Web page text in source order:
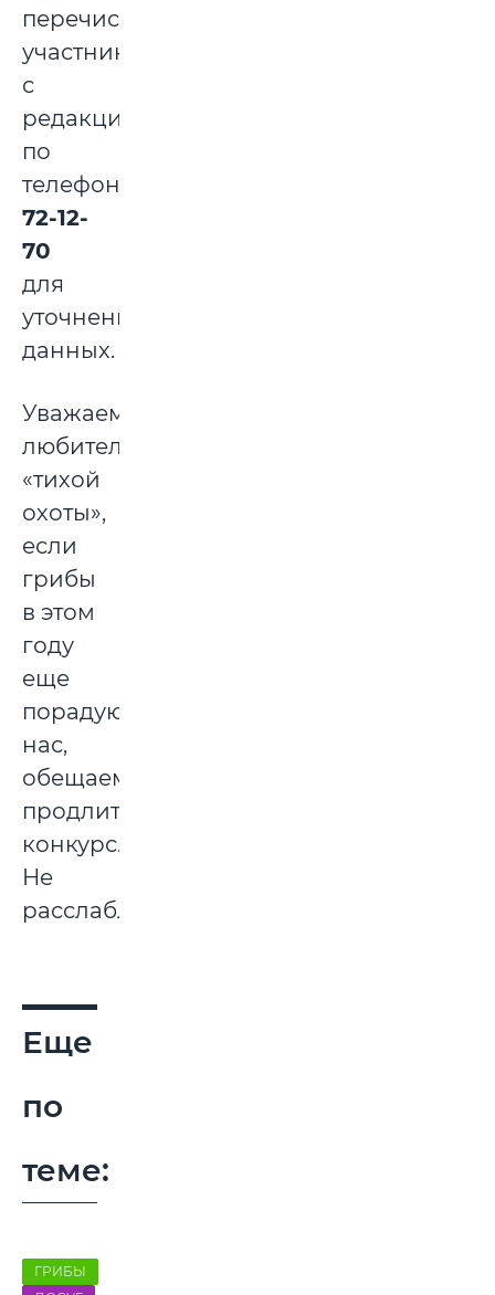
перечисленных
участников
с
редакцией
по
телефону
72-12-
70
для
уточнения
данных.
Уважаемые
любители
«тихой
охоты»,
если
грибы
в этом
году
еще
порадуют
нас,
обещаем
продлить
конкурс.
Не
расслабляйтесь!
Еще
по
теме:
ГРИБЫ